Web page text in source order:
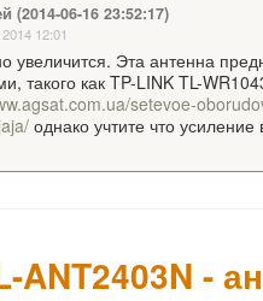
(2014-06-16 23:52:17)
12:01
увеличится. Эта антенна
такого как TP-LINK TL-
setevoe-
однако учтите что усиление
-